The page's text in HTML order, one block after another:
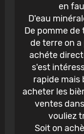
en
D'eau
De pomme
de terre on
achéte
s'est
rapide
acheter les
ventes
vouliez
Soit on